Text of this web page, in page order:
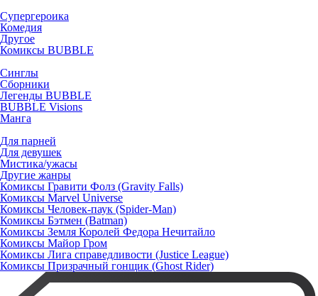
Супергероика
Комедия
Другое
Комиксы BUBBLE
Синглы
Сборники
Легенды BUBBLE
BUBBLE Visions
Манга
Для парней
Для девушек
Мистика/ужасы
Другие жанры
Комиксы Гравити Фолз (Gravity Falls)
Комиксы Marvel Universe
Комиксы Человек-паук (Spider-Man)
Комиксы Бэтмен (Batman)
Комиксы Земля Королей Федора Нечитайло
Комиксы Майор Гром
Комиксы Лига справедливости (Justice League)
Комиксы Призрачный гонщик (Ghost Rider)